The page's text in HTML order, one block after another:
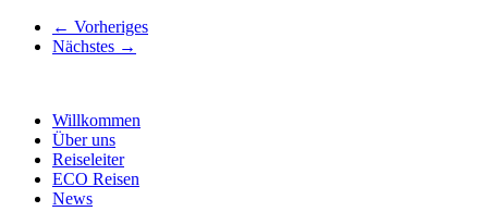
← Vorheriges
Nächstes →
Willkommen
Über uns
Reiseleiter
ECO Reisen
News